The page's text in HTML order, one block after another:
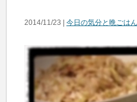
2014/11/23 | 今日の気分と晩ごはん